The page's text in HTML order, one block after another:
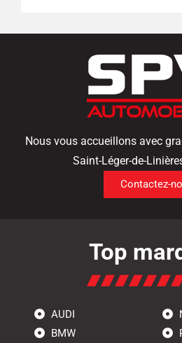
Nous vous accueillons avec
Saint-Léger-de-
Contactez-
Top
AUDI
BMW